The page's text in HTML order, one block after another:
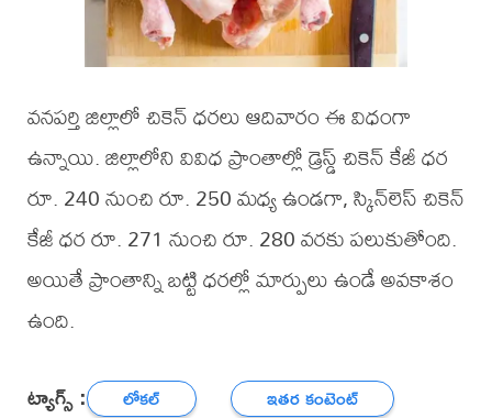
వనపర్తి జిల్లాలో చికెన్ ధరలు ఆదివారం ఈ విధంగా
ఉన్నాయి. జిల్లాలోని వివిధ ప్రాంతాల్లో డ్రెస్డ్ చికెన్ కేజీ ధర
రూ. 240 నుంచి రూ. 250 మధ్య ఉండగా, స్కిన్‌లెస్ చికెన్
కేజీ ధర రూ. 271 నుంచి రూ. 280 వరకు పలుకుతోంది.
అయితే ప్రాంతాన్ని బట్టి ధరల్లో మార్పులు ఉండే అవకాశం
ఉంది.
ట్యాగ్స్ : లోకల్
ఇతర కంటెంట్